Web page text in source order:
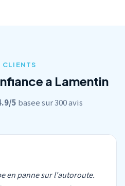
CLIENTS
a Lamentin
5 basee sur 300 avis
en panne sur l'autoroute.